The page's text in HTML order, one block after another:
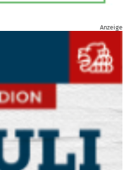
Anzeige